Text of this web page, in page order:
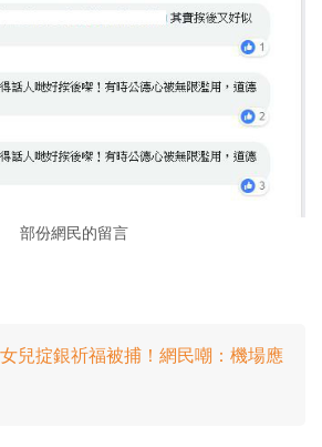
部份網民的留言
兒掟銀祈福被捕！網民嘲：機場應